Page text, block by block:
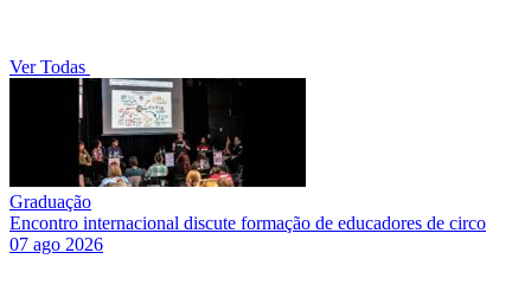
Ver Todas
Graduação
Encontro internacional discute formação de educadores de circo
07 ago 2026